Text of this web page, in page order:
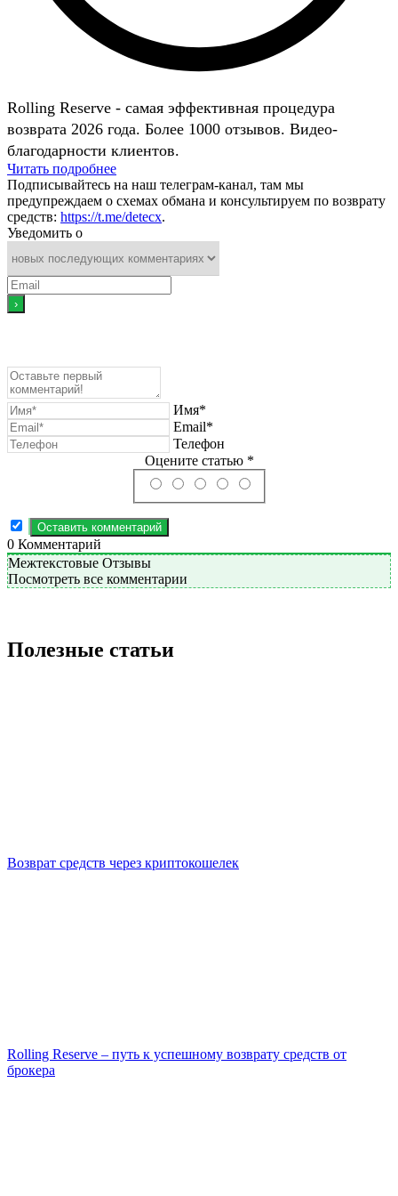
Rolling Reserve - самая эффективная процедура
возврата 2026 года. Более 1000 отзывов. Видео-
благодарности клиентов.
Читать подробнее
Подписывайтесь на наш телеграм-канал, там мы
предупреждаем о схемах обмана и консультируем по возврату
средств: https://t.me/detecx.
Уведомить о
Имя*
Email*
Телефон
Оцените статью *
0 Комментарий
Межтекстовые Отзывы
Посмотреть все комментарии
Полезные статьи
Возврат средств через криптокошелек
Rolling Reserve – путь к успешному возврату средств от
брокера